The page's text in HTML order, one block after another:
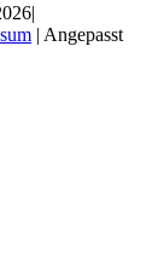
|
| Angepasst